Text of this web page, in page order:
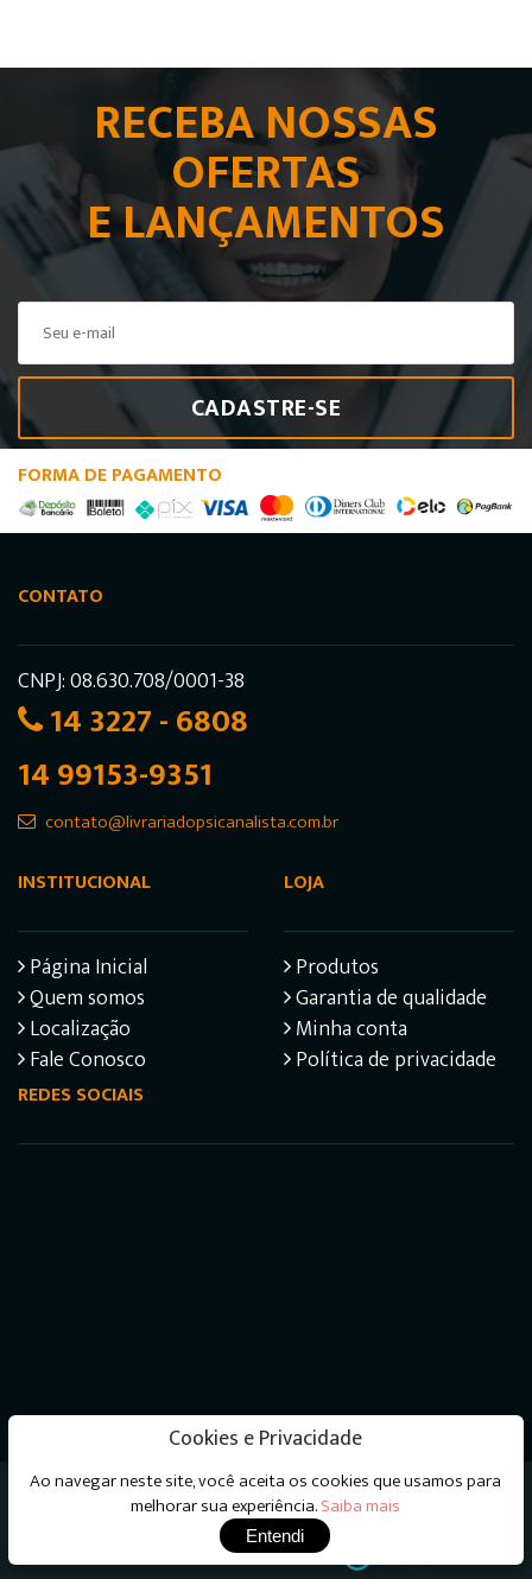
RECEBA NOSSAS
OFERTAS
E LANÇAMENTOS
CADASTRE-SE
FORMA DE PAGAMENTO
CONTATO
CNPJ: 08.630.708/0001-38
14 3227 - 6808
14 99153-9351
contato@livrariadopsicanalista.com.br
INSTITUCIONAL
Página Inicial
Quem somos
Localização
Fale Conosco
LOJA
Produtos
Garantia de qualidade
Minha conta
Política de privacidade
REDES SOCIAIS
Livraria do Psicanalista © 2026 - Todos os direitos
reservados
Desenvolvimento e Hospedagem
Cookies e Privacidade
Ao navegar neste site, você aceita os cookies que usamos para
melhorar sua experiência.Saiba mais
Entendi